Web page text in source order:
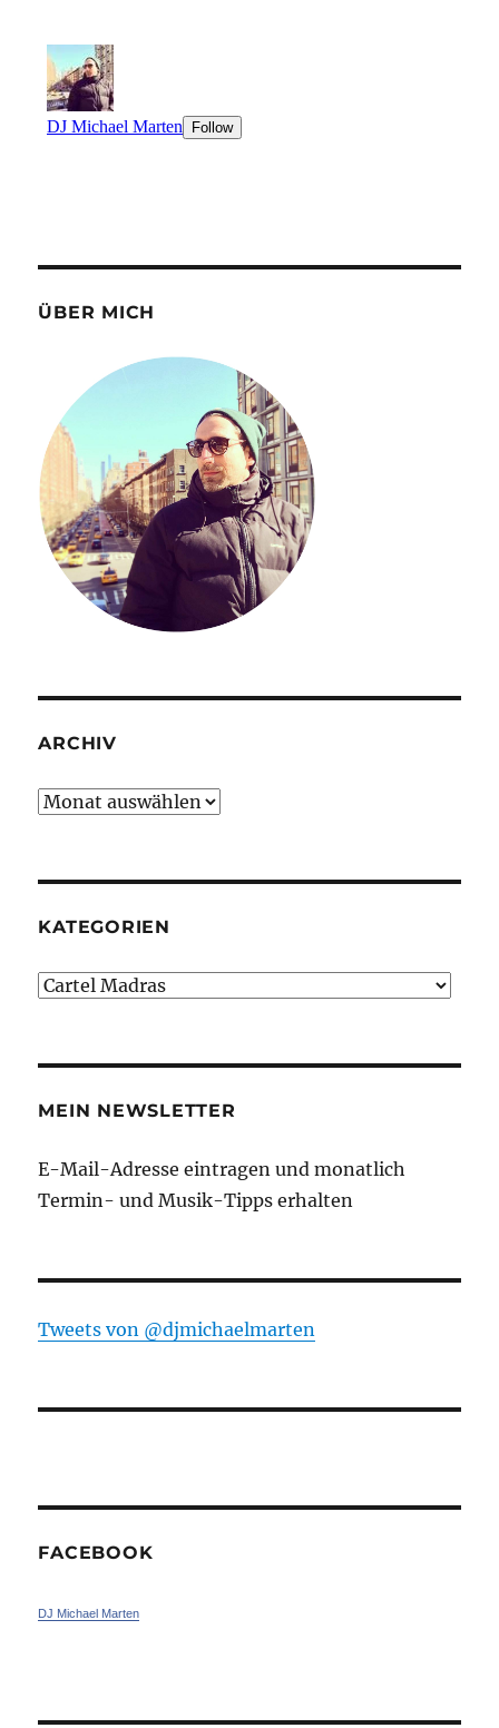
ÜBER MICH
ARCHIV
Archiv
KATEGORIEN
Kategorien
MEIN NEWSLETTER
E-Mail-Adresse eintragen und monatlich
Termin- und Musik-Tipps erhalten
Tweets von ‎@djmichaelmarten
FACEBOOK
DJ Michael Marten